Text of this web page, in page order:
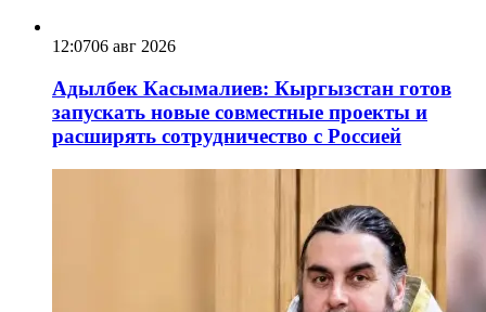
12:0706 авг 2026
Адылбек Касымалиев: Кыргызстан готов
запускать новые совместные проекты и
расширять сотрудничество с Россией